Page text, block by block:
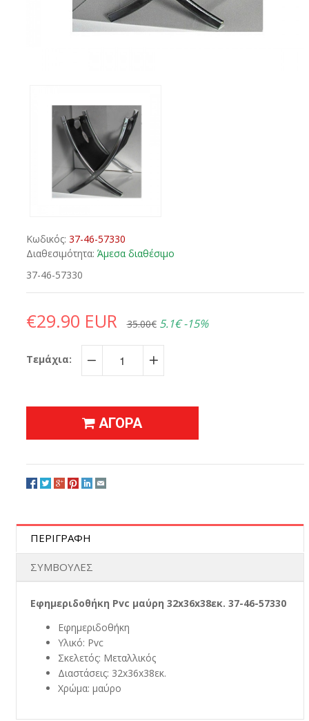
Κωδικός: 37-46-57330
Διαθεσιμότητα: Άμεσα διαθέσιμο
37-46-57330
€29.90 EUR 35.00€ 5.1€ -15%
Τεμάχια:
− +
ΑΓΟΡΑ
ΠΕΡΙΓΡΑΦΗ
ΣΥΜΒΟΥΛΕΣ
Εφημεριδοθήκη Pvc μαύρη 32x36x38εκ. 37-46-57330
Εφημεριδοθήκη
Υλικό: Pvc
Σκελετός: Μεταλλικός
Διαστάσεις: 32x36x38εκ.
Χρώμα: μαύρο